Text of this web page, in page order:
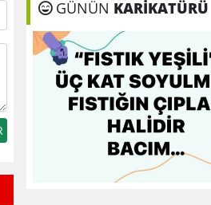
10 Gaziantep FK 0 0
Gençlerbirliği 0 0
Göztepe 0 0
Başakşehir FK
Kasımpaşa
0
GÜNÜN KARİKATÜRÜ